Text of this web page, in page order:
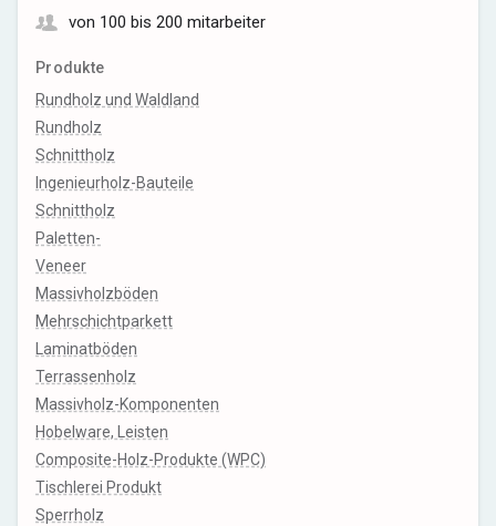
von 100 bis 200 mitarbeiter
Produkte
Rundholz und Waldland
Rundholz
Schnittholz
Ingenieurholz-Bauteile
Schnittholz
Paletten-
Veneer
Massivholzböden
Mehrschichtparkett
Laminatböden
Terrassenholz
Massivholz-Komponenten
Hobelware, Leisten
Composite-Holz-Produkte (WPC)
Tischlerei Produkt
Sperrholz